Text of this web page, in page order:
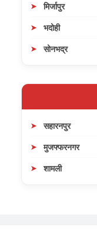
मिर्जापुर
भदोही
सोनभद्र
सहारनपुर
मुजफ्फरनगर
शामली